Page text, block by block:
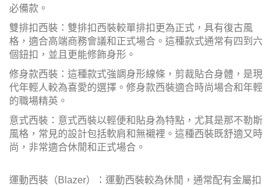
必備款。
雙排扣西裝：雙排扣西裝較單排扣更為正式，具有復古風
格，適合高端商務會議和正式場合。這種款式通常有四到六
個鈕扣，並且更能修飾身形。
修身款西裝：這種款式強調身形線條，剪裁貼合身體，是現
代年輕人較為喜愛的選擇。修身款西裝適合時尚場合和年輕
的職場精英。
意式西裝：意式西裝以輕便和貼身為特點，尤其是那不勒斯
風格，常見的設計包括軟肩和無襯裡。這種西裝既舒適又時
尚，非常適合休閒和正式場合。
運動西裝（Blazer）：運動西裝較為休閒，通常配有金屬扣